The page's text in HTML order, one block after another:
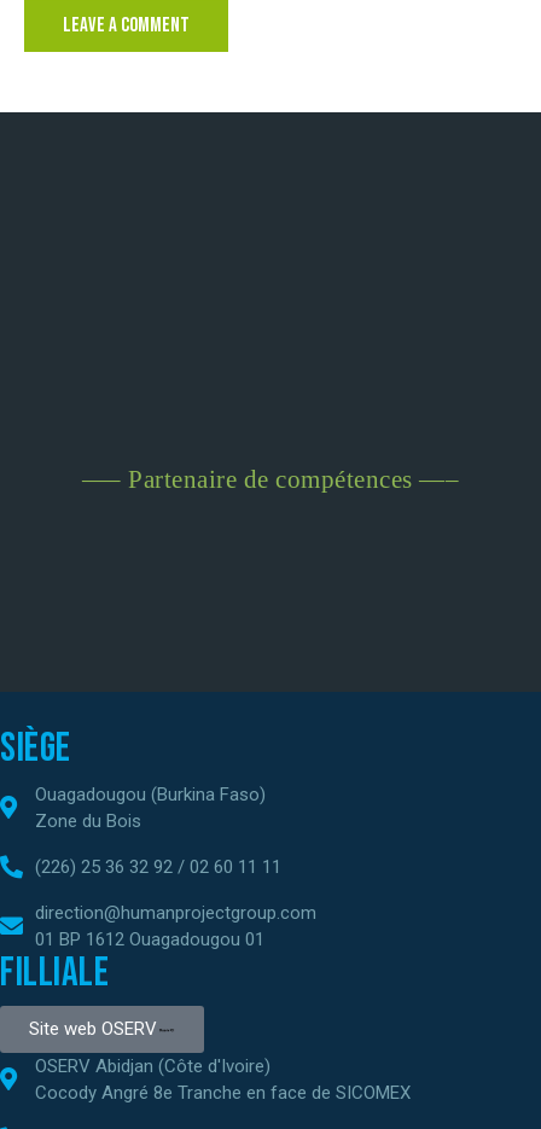
—– Partenaire de compétences —–
Siège
Ouagadougou (Burkina Faso)
Zone du Bois
(226) 25 36 32 92 / 02 60 11 11
direction@humanprojectgroup.com
01 BP 1612 Ouagadougou 01
Filliale
Site web OSERV
OSERV Abidjan (Côte d'Ivoire)
Cocody Angré 8e Tranche en face de SICOMEX